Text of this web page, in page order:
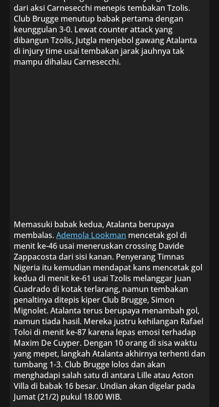
dari aksi Carnesecchi menepis tembakan Tzolis.
Club Brugge menutup babak pertama dengan
keunggulan 3-0. Lewat counter attack yang
dibangun Tzolis, Jutgla menjebol gawang Atalanta
di injury time usai tembakan jarak jauhnya tak
mampu dihalau Carnesecchi.
Memasuki babak kedua, Atalanta berupaya
membalas. Ademola Lookman mencetak gol di
menit ke-46 usai meneruskan crossing Davide
Zappacosta dari sisi kanan. Penyerang Timnas
Nigeria itu kemudian mendapat kans mencetak gol
kedua di menit ke-61 usai Tzolis melanggar Juan
Cuadrado di kotak terlarang, namun tembakan
penaltinya ditepis kiper Club Brugge, Simon
Mignolet. Atalanta terus berupaya menambah gol,
namun tiada hasil. Mereka justru kehilangan Rafael
Toloi di menit ke-87 karena lepas emosi terhadap
Maxim De Cuyper. Dengan 10 orang di sisa waktu
yang mepet, langkah Atalanta akhirnya terhenti dan
tumbang 1-3. Club Brugge lolos dan akan
menghadapi salah satu di antara Lille atau Aston
Villa di babak 16 besar. Undian akan digelar pada
Jumat (21/2) pukul 18.00 WIB.